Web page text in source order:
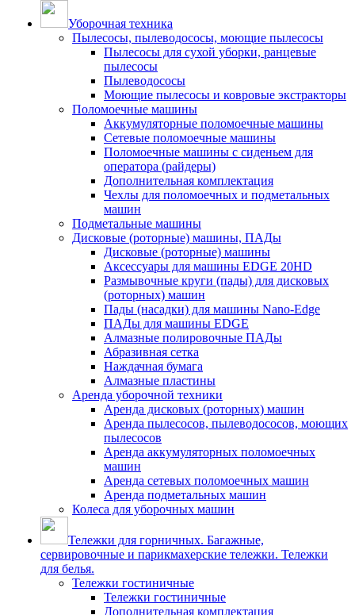
Уборочная техника
Пылесосы, пылеводососы, моющие пылесосы
Пылесосы для сухой уборки, ранцевые
пылесосы
Пылеводососы
Моющие пылесосы и ковровые экстракторы
Поломоечные машины
Аккумуляторные поломоечные машины
Сетевые поломоечные машины
Поломоечные машины с сиденьем для
оператора (райдеры)
Дополнительная комплектация
Чехлы для поломоечных и подметальных
машин
Подметальные машины
Дисковые (роторные) машины, ПАДы
Дисковые (роторные) машины
Аксессуары для машины EDGE 20HD
Размывочные круги (пады) для дисковых
(роторных) машин
Пады (насадки) для машины Nano-Edge
ПАДы для машины EDGE
Алмазные полировочные ПАДы
Абразивная сетка
Наждачная бумага
Алмазные пластины
Аренда уборочной техники
Аренда дисковых (роторных) машин
Аренда пылесосов, пылеводососов, моющих
пылесосов
Аренда аккумуляторных поломоечных
машин
Аренда сетевых поломоечных машин
Аренда подметальных машин
Колеса для уборочных машин
Тележки для горничных. Багажные,
сервировочные и парикмахерские тележки. Тележки
для белья.
Тележки гостиничные
Тележки гостиничные
Дополнительная комплектация